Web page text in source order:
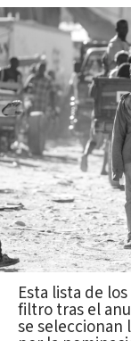
Esta lista de
filtro tras el
se